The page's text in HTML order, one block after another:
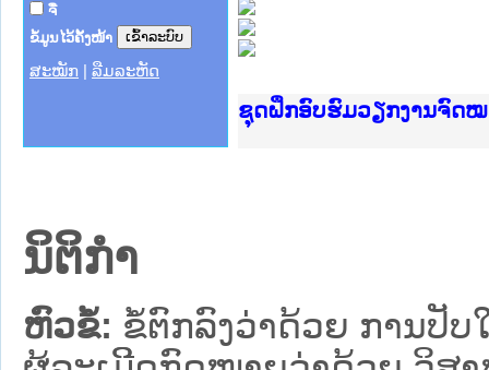
ຈື່
ຂໍ້ມູນໄວ້ຄັ້ງໜ້າ
ສະໝັກ ລືມລະຫັດ
Ministry of Justice Lao
ເຜີຍແຜ່ວັບໄຊຈົດໝາຍເຫດ
ກະຊວງຍຸຕິທຳ
ຊຸດຝຶກອົບຮົມວຽກງານຈົດໝ
ກອງປະຊຸມທົບທວນຄືນການ
ຝຶກອົບຮົມ ຜູ່ປະສານງານວ
ຝຶກອົບຮົມ ຜູ່ປະສານງານວ
ເຜີຍແຜ່ແອັບກົດໝາຍລາວ
ເຜີຍແຜ່ແອັບກົດໝາຍລາວ
ຍົກລະດັບວຽກງານຈົດໝາຍ
ຊຸດຝຶກອົບຮົມວຽກງານຈົດໝ
ນິຕິກໍາ
ຫົວຂໍ້: ຂໍ້ຕົກລົງວ່າດ້ວຍ ການປັ